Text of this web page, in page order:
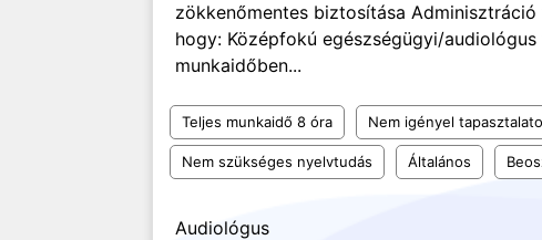
zökkenőmentes biztosítása
hogy: Középfokú egészségügyi/
munkaidőben...
Teljes munkaidő 8 óra Nem igényel
Nem szükséges nyelvtudás Általános
Audiológus